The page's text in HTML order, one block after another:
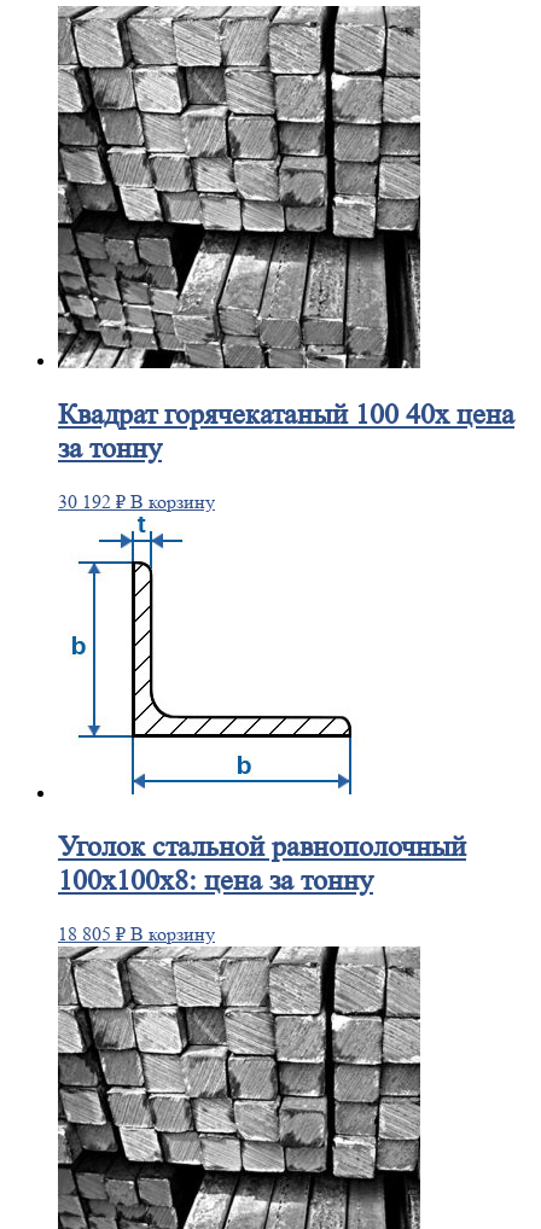
Квадратгорячекатаный 100 40х цена
за тонну
30 192 ₽ В корзину
Уголокстальной равнополочный
100х100х8: цена за тонну
18 805 ₽ В корзину